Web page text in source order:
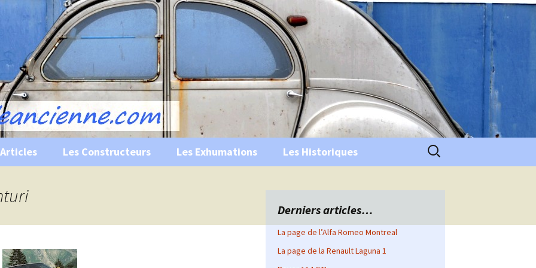
Ancienne
historiques …
Les Constructeurs Les Exhumations Les Historiques Rechercher :
Derniers articles…
La page de l’Alfa Romeo Montreal
La page de la Renault Laguna 1